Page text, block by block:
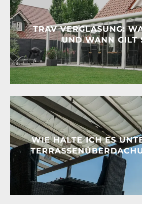
TRAV VERGLASUNG:
UND WANN GILT
WIE HALTE ICH ES